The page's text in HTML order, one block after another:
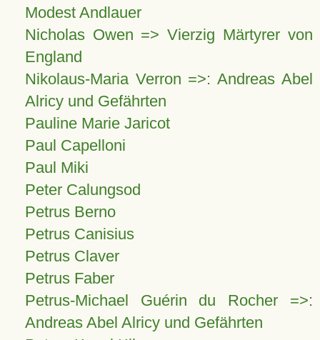
Modest Andlauer
Nicholas Owen => Vierzig Märtyrer von
England
Nikolaus-Maria Verron =>: Andreas Abel
Alricy und Gefährten
Pauline Marie Jaricot
Paul Capelloni
Paul Miki
Peter Calungsod
Petrus Berno
Petrus Canisius
Petrus Claver
Petrus Faber
Petrus-Michael Guérin du Rocher =>:
Andreas Abel Alricy und Gefährten